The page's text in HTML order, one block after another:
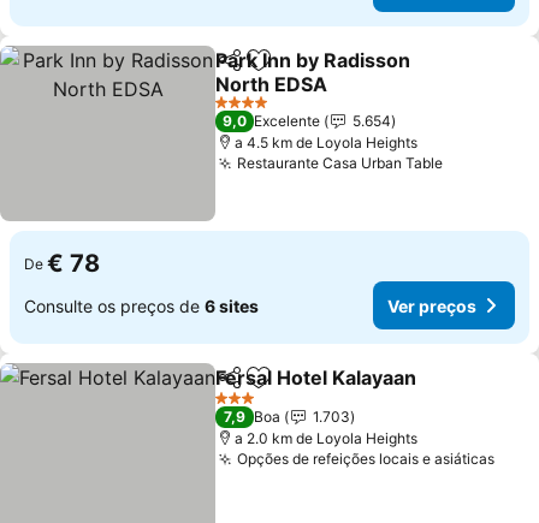
PartilharAdicionar aos favoritos
Park Inn by Radisson
North EDSA
Ver preços
4 Estrelas
9,0 Excelente
5.654
a 4.5 km de Loyola Heights
Restaurante Casa Urban TableVer
De € 78
Consulte os preços de 6 sites Ver preços
PartilharAdicionar aos favoritos
Fersal Hotel Kalayaan
3 Estrelas
7,9 Boa
1.703
a 2.0 km de Loyola Heights
Opções de refeições locais e asiáticasVer